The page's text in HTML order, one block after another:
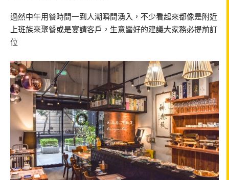
過然中午用餐時間一到人潮瞬間湧入，不少看起來都像是附近
上班族來聚餐或是宴請客戶，生意蠻好的建議大家務必提前訂
位